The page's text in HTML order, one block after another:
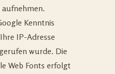
aufnehmen.
Kenntnis
IP-Adresse
wurde. Die
Web Fonts erfolgt